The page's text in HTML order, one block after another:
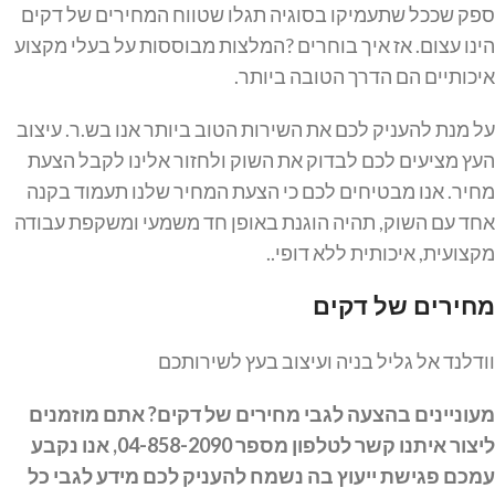
ספק שככל שתעמיקו בסוגיה תגלו שטווח המחירים של דקים
הינו עצום. אז איך בוחרים ?המלצות מבוססות על בעלי מקצוע
איכותיים הם הדרך הטובה ביותר.
על מנת להעניק לכם את השירות הטוב ביותר אנו בש.ר. עיצוב
העץ מציעים לכם לבדוק את השוק ולחזור אלינו לקבל הצעת
מחיר. אנו מבטיחים לכם כי הצעת המחיר שלנו תעמוד בקנה
אחד עם השוק, תהיה הוגנת באופן חד משמעי ומשקפת עבודה
מקצועית, איכותית ללא דופי..
מחירים של דקים
וודלנד אל גליל בניה ועיצוב בעץ לשירותכם
מעוניינים בהצעה לגבי מחירים של דקים? אתם מוזמנים
ליצור איתנו קשר לטלפון מספר 04-858-2090, אנו נקבע
עמכם פגישת ייעוץ בה נשמח להעניק לכם מידע לגבי כל